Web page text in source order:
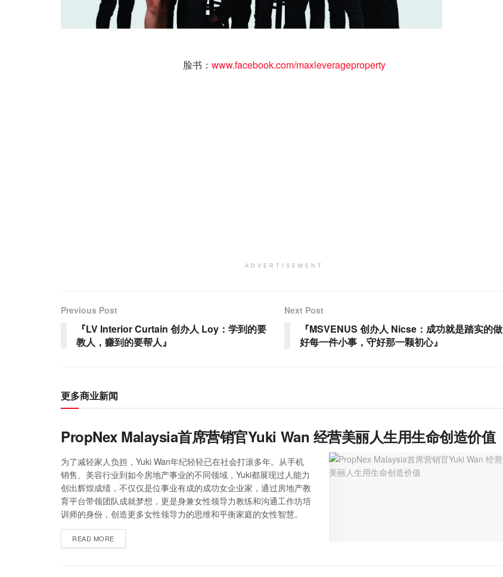
脸书： www.facebook.com/maxleverageproperty
ADVERTISEMENT
Previous Post
『LV Interior Curtain 创办人 Loy：学到的要
教人，赚到的要帮人』
Next Post
『MSVENUS 创办人 Nicse：成功就是踏实的做
好每一件小事，守好那一颗初心』
更多商业新闻
PropNex Malaysia首席营销官Yuki Wan 经营美丽人生用生命创造价值
为了减轻家人负担，Yuki Wan年纪轻轻已在社会打滚多年。从手机
销售、美容行业到如今房地产事业的不同领域，Yuki都展现过人能力
创出辉煌成绩，不仅仅是位事业有成的成功女企业家，通过房地产教
育平台带领团队成就梦想，更是身兼女性领导力教练和沟通工作坊培
训师的身份，创造更多女性领导力的思维和平衡家庭的女性智慧。
READ MORE